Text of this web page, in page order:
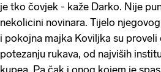
je tko čovjek - kaže Darko. Nije
nekolicini novinara. Tijelo
i pokojna majka Koviljka su
potezanju rukava, od najviših